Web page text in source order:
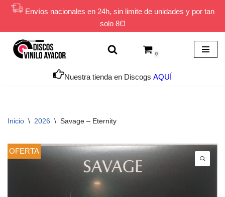
contenido
Envíos nacionales en 24h, sin limite de unidades y por tan
solo 8€!
0
Nuestra tienda en Discogs AQUÍ
Inicio \ 2026 \ Savage ‎– Eternity
OFERTA